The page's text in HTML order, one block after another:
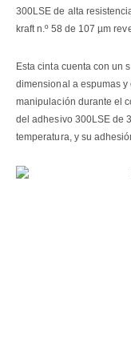
300LSE de alta
kraft n.º 58 de 107 µm
Esta cinta cuenta con un
dimensional a espumas y
manipulación durante el
del adhesivo 300LSE de
temperatura, y su